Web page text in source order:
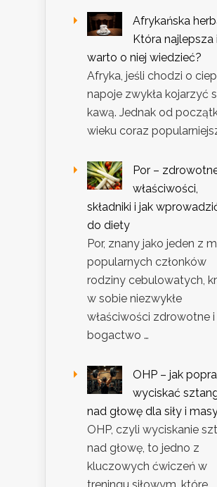
Afrykańska
Która najlepsza
warto o niej wiedzieć?
Afryka, jeśli chodzi o
napoje zwykła kojarzyć
kawą. Jednak od
wieku coraz
Por –
właściwości,
składniki i jak
do diety
Por, znany jako jeden z
popularnych członków
rodziny cebulowatych,
w sobie niezwykłe
właściwości zdrowotne i
bogactwo …
OHP – jak
wyciskać
nad głowę dla siły i
OHP, czyli wyciskanie
nad głowę, to jedno z
kluczowych ćwiczeń w